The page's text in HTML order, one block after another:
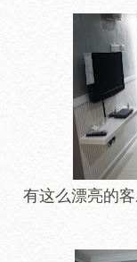
有这么漂亮的